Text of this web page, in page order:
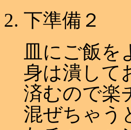
下準備２
皿にご飯を
身は潰して
済むので楽
混ぜちゃう